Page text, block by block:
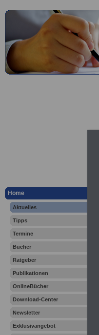
Home
Aktuelles
Tipps
Termine
Bücher
Ratgeber
Publikationen
OnlineBücher
Download-Center
Newsletter
Exklusivangebot